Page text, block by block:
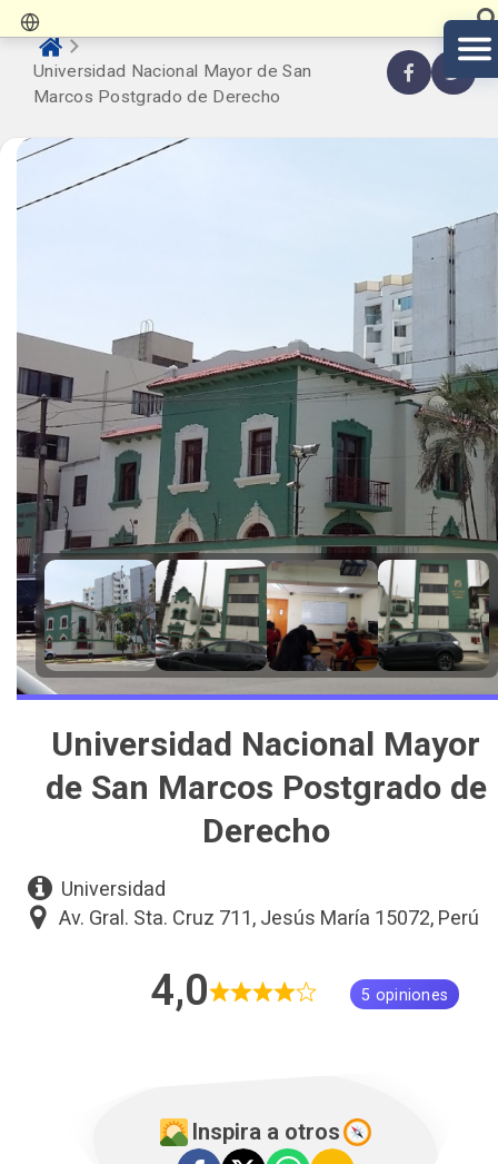
Universidad Nacional Mayor de San
Marcos Postgrado de Derecho
Universidad Nacional Mayor
de San Marcos Postgrado de
Derecho
Universidad
Av. Gral. Sta. Cruz 711, Jesús María 15072, Perú
4,0 5 opiniones
Inspira a otros